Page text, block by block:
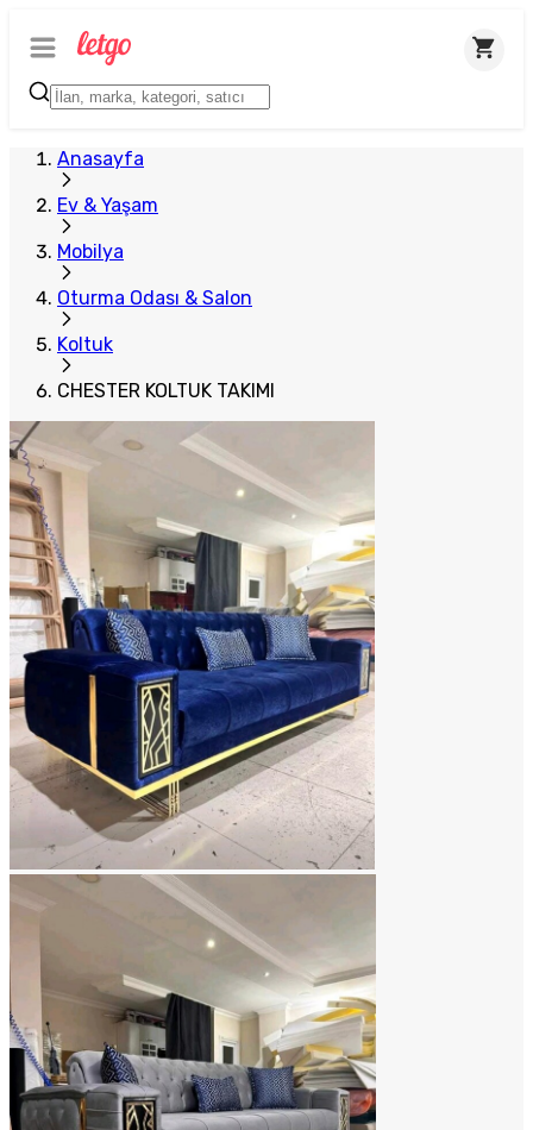
Anasayfa
Ev & Yaşam
Mobilya
Oturma Odası & Salon
Koltuk
CHESTER KOLTUK TAKIMI
Plus Satıcı